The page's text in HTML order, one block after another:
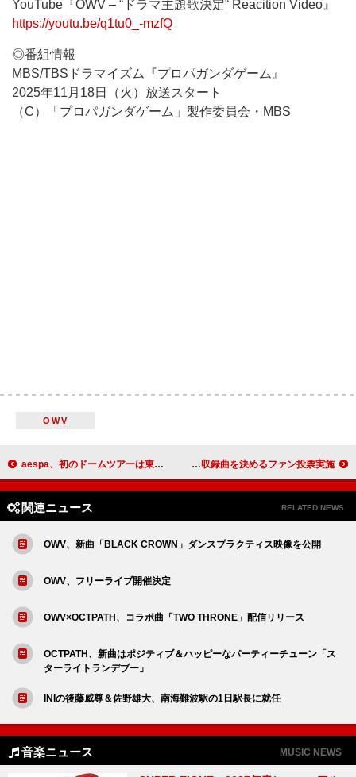
YouTube『OWV – “ドラマ主題歌決定“ Reacition Video』
https://youtu.be/q1tu0_-mzfQ
◎番組情報
MBS/TBSドラマイズム『プロパガンダゲーム』
2025年11月18日（火）放送スタート
（C）「プロパガンダゲーム」製作委員会・MBS
OWV
aespa、初のドームツアーは東京ドーム＆京セラドーム大阪で FANTASTICS初のベストアルバムは2月リリース、収録曲を決めるファン投票実施
関連ニュース RELATED NEWS
OWV、新曲「BLACK CROWN」ダンスプラクティス映像を公開
OWV、フリーライブ開催決定
OWV×OCTPATH、コラボ曲「TWO THRONE」配信リリース
OCTPATH、新曲はポジティブ＆ハッピーなパーティーチューン「ス
ターライトランデブー」
INIの後藤威尊＆佐野雄大、南海難波駅の1日駅長に就任
音楽ニュース MUSIC NEWS